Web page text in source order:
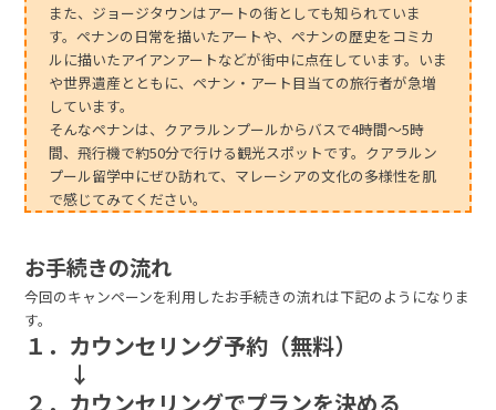
また、ジョージタウンはアートの街としても知られていま
す。ペナンの日常を描いたアートや、ペナンの歴史をコミカ
ルに描いたアイアンアートなどが街中に点在しています。いま
や世界遺産とともに、ペナン・アート目当ての旅行者が急増
しています。
そんなペナンは、クアラルンプールからバスで4時間～5時
間、飛行機で約50分で行ける観光スポットです。クアラルン
プール留学中にぜひ訪れて、マレーシアの文化の多様性を肌
で感じてみてください。
お手続きの流れ
今回のキャンペーンを利用したお手続きの流れは下記のようになりま
す。
１．カウンセリング予約（無料）
↓
２．カウンセリングでプランを決める